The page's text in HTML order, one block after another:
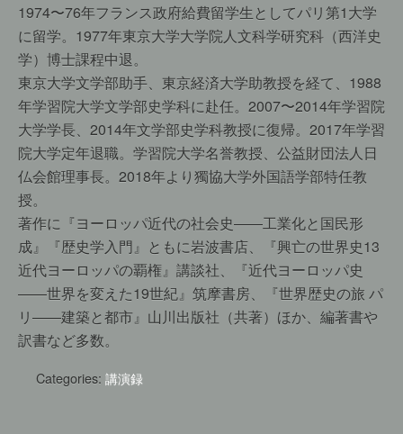
1974〜76年フランス政府給費留学生としてパリ第1大学
に留学。1977年東京大学大学院人文科学研究科（西洋史
学）博士課程中退。
東京大学文学部助手、東京経済大学助教授を経て、1988
年学習院大学文学部史学科に赴任。2007〜2014年学習院
大学学長、2014年文学部史学科教授に復帰。2017年学習
院大学定年退職。学習院大学名誉教授、公益財団法人日
仏会館理事長。2018年より獨協大学外国語学部特任教
授。
著作に『ヨーロッパ近代の社会史――工業化と国民形
成』『歴史学入門』ともに岩波書店、『興亡の世界史13
近代ヨーロッパの覇権』講談社、『近代ヨーロッパ史
――世界を変えた19世紀』筑摩書房、『世界歴史の旅 パ
リ――建築と都市』山川出版社（共著）ほか、編著書や
訳書など多数。
Categories: 講演録